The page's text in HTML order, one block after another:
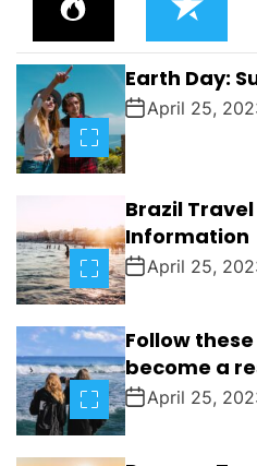
O
U
L
A
R
E
C
E
N
T
Earth Day:
April 25,
Brazil
Information
April 25,
Follow
become a
April 25,